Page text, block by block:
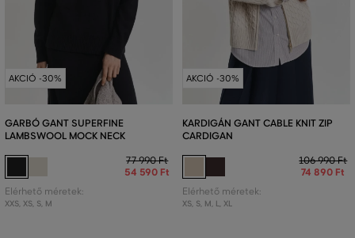
AKCIÓ -30%
GARBÓ GANT SUPERFINE
LAMBSWOOL MOCK NECK
77 990 Ft
54 590 Ft
Elérhető méretek:
XXS, XS, S, M
AKCIÓ -30%
KARDIGÁN GANT CABLE KNIT ZIP
CARDIGAN
106 990 Ft
74 890 Ft
Elérhető méretek:
XS, S, M, L, XL